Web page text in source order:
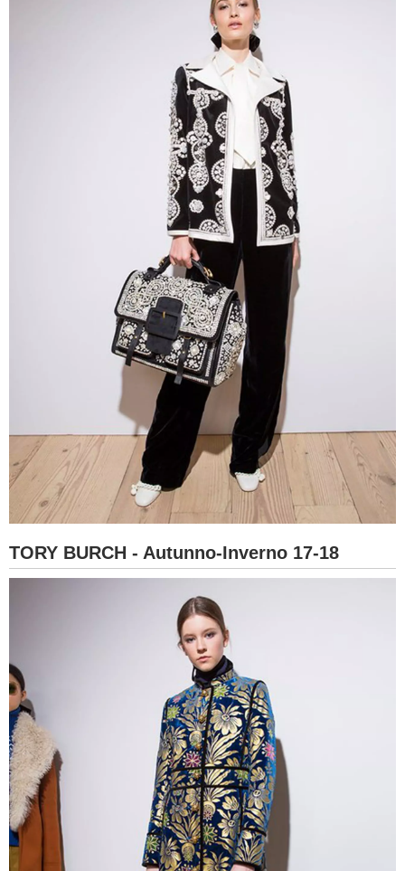
TORY BURCH - Autunno-Inverno 17-18